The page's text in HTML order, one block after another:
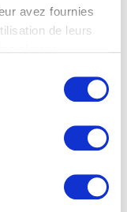
avez fournies
de leurs